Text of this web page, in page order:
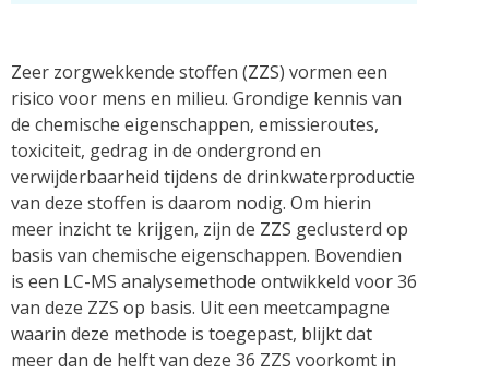
Zeer zorgwekkende stoffen (ZZS) vormen een
risico voor mens en milieu. Grondige kennis van
de chemische eigenschappen, emissieroutes,
toxiciteit, gedrag in de ondergrond en
verwijderbaarheid tijdens de drinkwaterproductie
van deze stoffen is daarom nodig. Om hierin
meer inzicht te krijgen, zijn de ZZS geclusterd op
basis van chemische eigenschappen. Bovendien
is een LC-MS analysemethode ontwikkeld voor 36
van deze ZZS op basis. Uit een meetcampagne
waarin deze methode is toegepast, blijkt dat
meer dan de helft van deze 36 ZZS voorkomt in